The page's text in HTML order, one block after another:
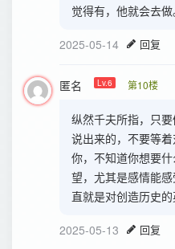
觉得有，他就会去
2025-05-14 回复
匿名 Lv.6 第10楼
纵然千夫所指，只
说出来的，不要等
你，不知道你想要
望，尤其是感情能
直就是对创造历史
2025-05-13 回复